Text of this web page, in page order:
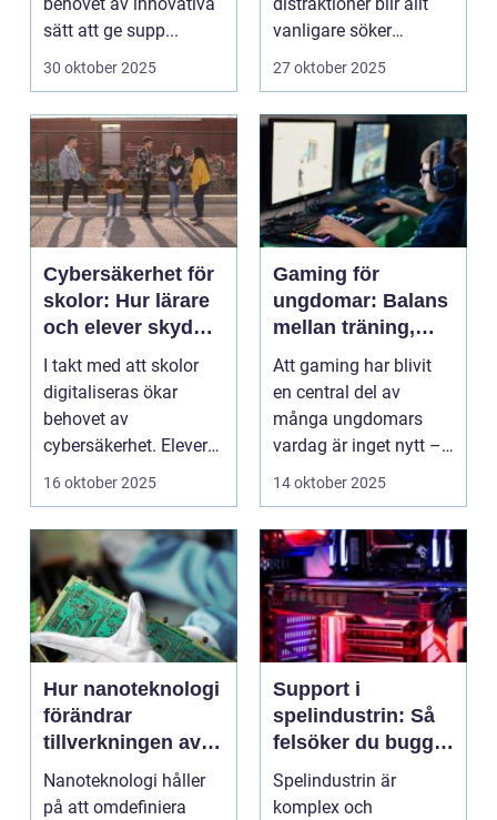
sätt att ge supp...
30 oktober 2025
vanligare söker
mång...
27 oktober 2025
Cybersäkerhet för
skolor: Hur lärare
och elever skyddar
sina data
I takt med att skolor
digitaliseras ökar
behovet av
cybersäkerhet. Elever
och lärare ...
16 oktober 2025
Gaming för
ungdomar: Balans
mellan träning,
skola och socialt
Att gaming har blivit
en central del av
många ungdomars
vardag är inget nytt –
men ...
14 oktober 2025
Hur nanoteknologi
förändrar
tillverkningen av
elektronik
Nanoteknologi håller
på att omdefiniera
Support i
spelindustrin: Så
felsöker du buggar
och förbättrar
spelupplevelsen
Spelindustrin är
komplex och